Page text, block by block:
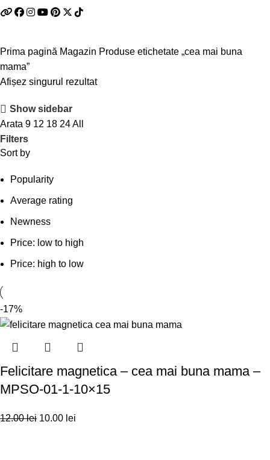
Prima pagină Magazin Produse etichetate „cea mai buna
mama”
Afișez singurul rezultat
Show sidebar
Arata 9 12 18 24All
Filters
Sort by
Popularity
Average rating
Newness
Price: low to high
Price: high to low
-17%
Felicitare magnetica – cea mai buna mama –
MPSO-01-1-10×15
12.00lei 10.00 lei